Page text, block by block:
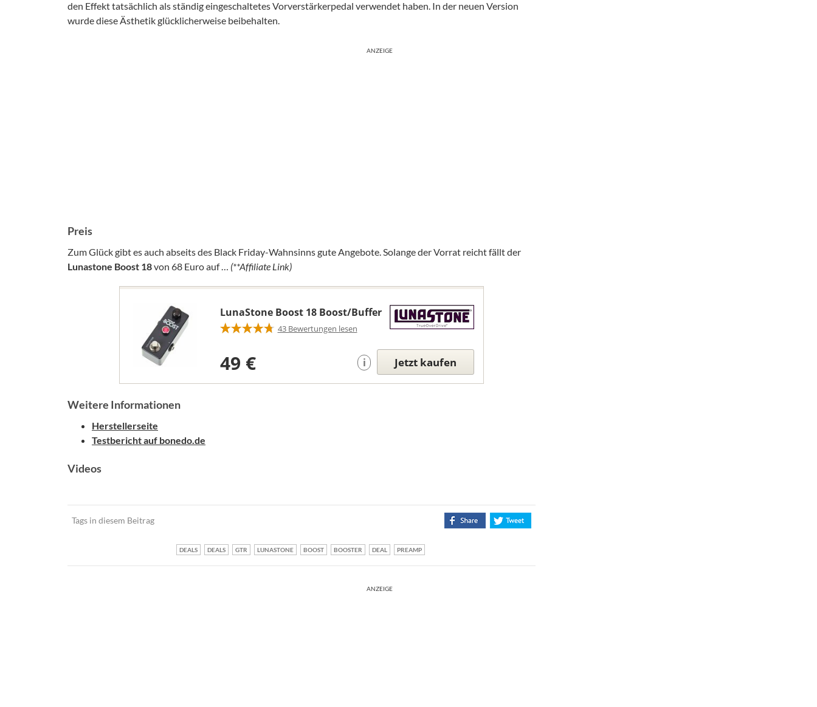
den Effekt tatsächlich als ständig eingeschaltetes Vorverstärkerpedal verwendet haben. In der neuen Version
wurde diese Ästhetik glücklicherweise beibehalten.
ANZEIGE
Preis
Zum Glück gibt es auch abseits des Black Friday-Wahnsinns gute Angebote. Solange der Vorrat reicht fällt der
Lunastone Boost 18von 68 Euro auf … (**Affiliate Link)
LunaStone Boost 18 Boost/Buffer
43 Bewertungen lesen
49 € i Jetzt kaufen
Weitere Informationen
Herstellerseite
Testbericht auf bonedo.de
Videos
Tags in diesem Beitrag
DEALS DEALS GTR LUNASTONE BOOST BOOSTER DEAL PREAMP
ANZEIGE